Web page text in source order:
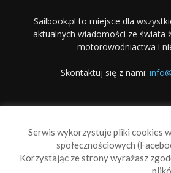
Sailbook.pl to miejsce dla
aktualnych wiadomości ze świata
motorowodniactwa i
Skontaktuj się z nami:
Serwis wykorzystuje pliki cookies
społecznościowych
Korzystając ze strony wyrażasz